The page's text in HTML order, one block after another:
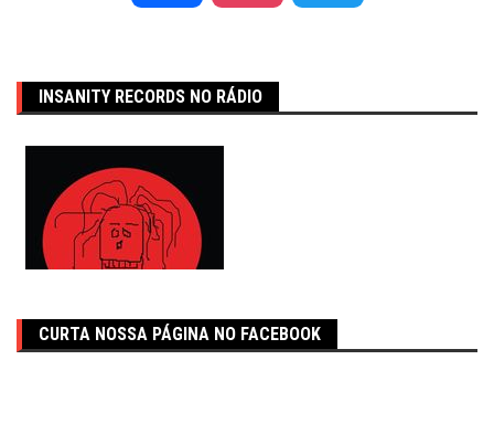
INSANITY RECORDS NO RÁDIO
CURTA NOSSA PÁGINA NO FACEBOOK